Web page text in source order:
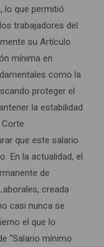
lo que permitió
trabajadores del
su Artículo
mínima en
como la
proteger el
la estabilidad
que este salario
En la actualidad, el
de
creada
casi nunca se
el que lo
“Salario mínimo